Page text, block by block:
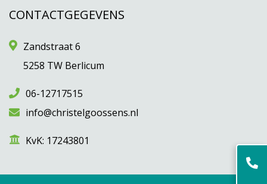
CONTACTGEGEVENS
Zandstraat 6
5258 TW Berlicum
06-12717515
info@christelgoossens.nl
KvK: 17243801